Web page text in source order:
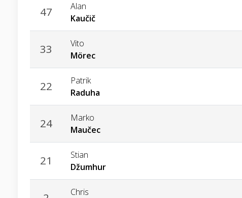
47
Alan
Kaučič
33
Vito
Mörec
22
Patrik
Raduha
24
Marko
Maučec
21
Stian
Džumhur
Chris